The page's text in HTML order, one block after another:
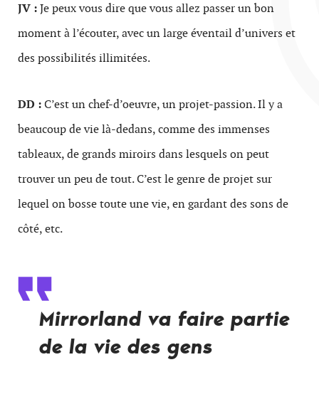
JV :Je peux vous dire que vous allez passer un bon
moment à l’écouter, avec un large éventail d’univers et
des possibilités illimitées.
DD :C’est un chef-d’oeuvre, un projet-passion. Il y a
beaucoup de vie là-dedans, comme des immenses
tableaux, de grands miroirs dans lesquels on peut
trouver un peu de tout. C’est le genre de projet sur
lequel on bosse toute une vie, en gardant des sons de
côté, etc.
Mirrorland va faire partie
de la vie des gens